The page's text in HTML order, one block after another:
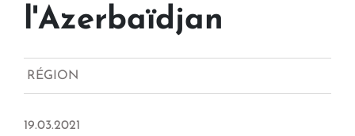
l'Azerbaïdjan
RÉGION
19.03.2021